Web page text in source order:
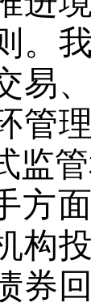
。
易
管
监
方
构
券